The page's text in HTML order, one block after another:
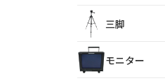
三脚
モニター